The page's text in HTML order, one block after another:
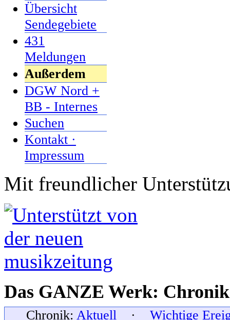
Übersicht
Sendegebiete
431
Meldungen
Außerdem
DGW Nord +
BB - Internes
Suchen
Kontakt ·
Impressum
Mit freundlicher
Das GANZE Werk:
Chronik: Aktuell · Wichtige